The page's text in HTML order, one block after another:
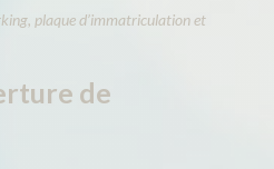
plaque d’immatriculation et
de